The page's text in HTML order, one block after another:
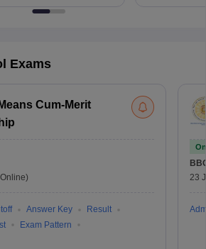
Exams
Cum-Merit
Answer Key
Result
Exam Pattern
23